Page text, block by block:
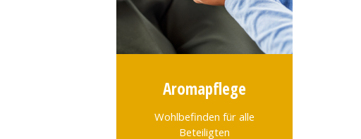
Aromapflege
Wohlbefinden für alle
Beteiligten